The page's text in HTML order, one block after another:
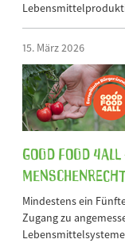
15. März 2026
Good Food
Mindestens ein
Zugang zu